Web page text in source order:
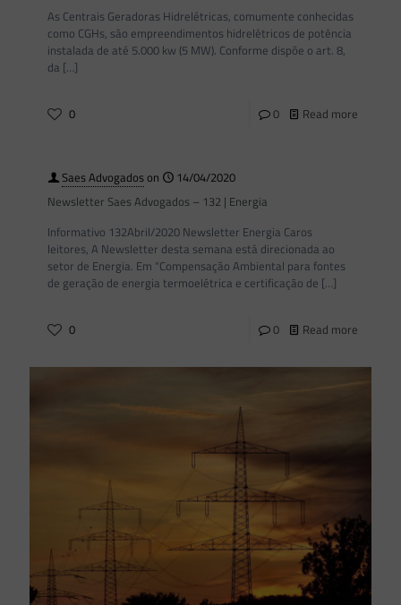
As Centrais Geradoras Hidrelétricas, comumente conhecidas
como CGHs, são empreendimentos hidrelétricos de potência
instalada de até 5.000 kw (5 MW). Conforme dispõe o art. 8,
da […]
0 0 Read more
Saes Advogadoson
14/04/2020
Newsletter Saes Advogados – 132 | Energia
Informativo 132Abril/2020 Newsletter Energia Caros
leitores, A Newsletter desta semana está direcionada ao
setor de Energia. Em “Compensação Ambiental para fontes
de geração de energia termoelétrica e certificação de […]
0 0 Read more